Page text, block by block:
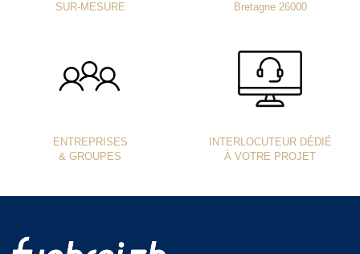
SUR-MESURE
Bretagne 26000
ENTREPRISES
& GROUPES
INTERLOCUTEUR DÉDIÉ
À VOTRE PROJET